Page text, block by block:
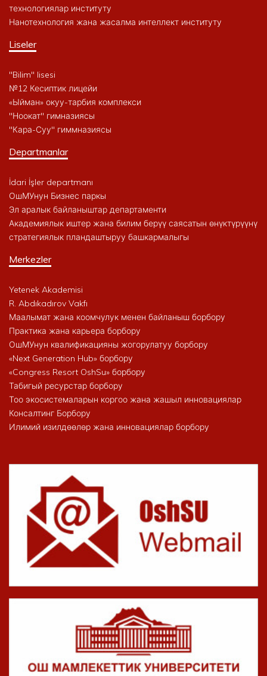
технологиялар институту
Нанотехнология жана жасалма интеллект институту
Liseler
"Bilim" lisesi
№12 Кесиптик лицейи
«Ыйман» окуу-тарбия комплекси
"Ноокат" гимназиясы
"Кара-Суу" гиммназиясы
Departmanlar
İdari İşler departmanı
ОшМУнун Бизнес паркы
Эл аралык байланыштар департаменти
Академиялык иштер жана билим берүү саясатын өнүктүрүүнү
стратегиялык пландаштыруу башкармалыгы
Merkezler
Yetenek Akademisi
R. Abdıkadırov Vakfı
Маалымат жана коомчулук менен байланыш борбору
Практика жана карьера борбору
ОшМУнун квалификацияны жогорулатуу борбору
«Next Generation Hub» борбору
«Congress Resort OshSu» борбору
Табигый ресурстар борбору
Тоо экосистемаларын коргоо жана жашыл инновациялар
Консалтинг Борбору
Илимий изилдөөлөр жана инновациялар борбору